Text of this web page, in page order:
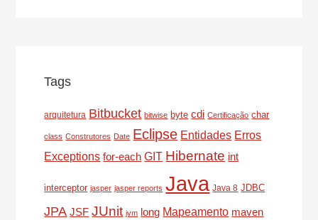
Tags
arquitetura Bitbucket bitwise byte cdi Certificação char
class Construtores Date Eclipse Entidades Erros
Exceptions for-each GIT Hibernate int
interceptor jasper jasper reports Java Java 8 JDBC
JPA JSF JUnit jvm long Mapeamento maven